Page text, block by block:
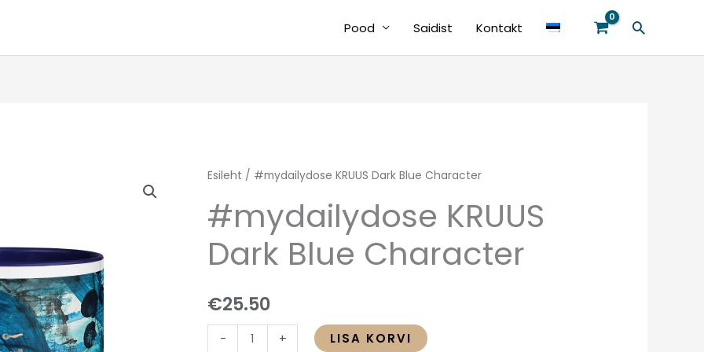
Pood Saidist Kontakt Search
Esileht / #mydailydose KRUUS Dark Blue Character
#mydailydose KRUUS
Dark Blue Character
€25.50
-
#mydailydose
Dark
Blue
Character
+ LISA KORVI